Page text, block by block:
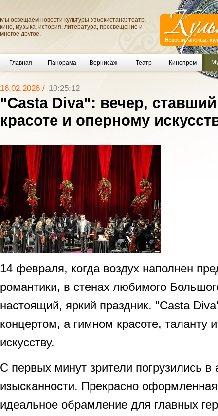
Мы освещаем новости культуры Узбекистана: театр,
кино, музыка, история, литература, просвещение и
многое другое.
Главная Панорама Вернисаж Театр Кинопром
16.02.2026 / 10:25:12
"Casta Diva": вечер,
красоте и оперному
14 февраля, когда воздух наполнен
романтики, в стенах любимого
настоящий, яркий праздник. "Casta
концертом, а гимном красоте, таланту
искусству.
С первых минут зрители погрузились в
изысканности. Прекрасно
идеальное обрамление для главных